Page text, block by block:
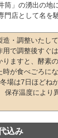
筒」の湧出の地
店として名を
・調整いたし
で調整後すぐ
ますと、酵素
時が食べごろに
場は7日ほどね
保存温度により
込み